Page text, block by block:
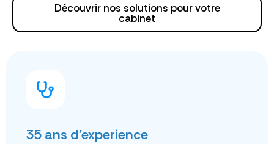
Découvrir nos solutions pour votre
cabinet
35 ans d'experience